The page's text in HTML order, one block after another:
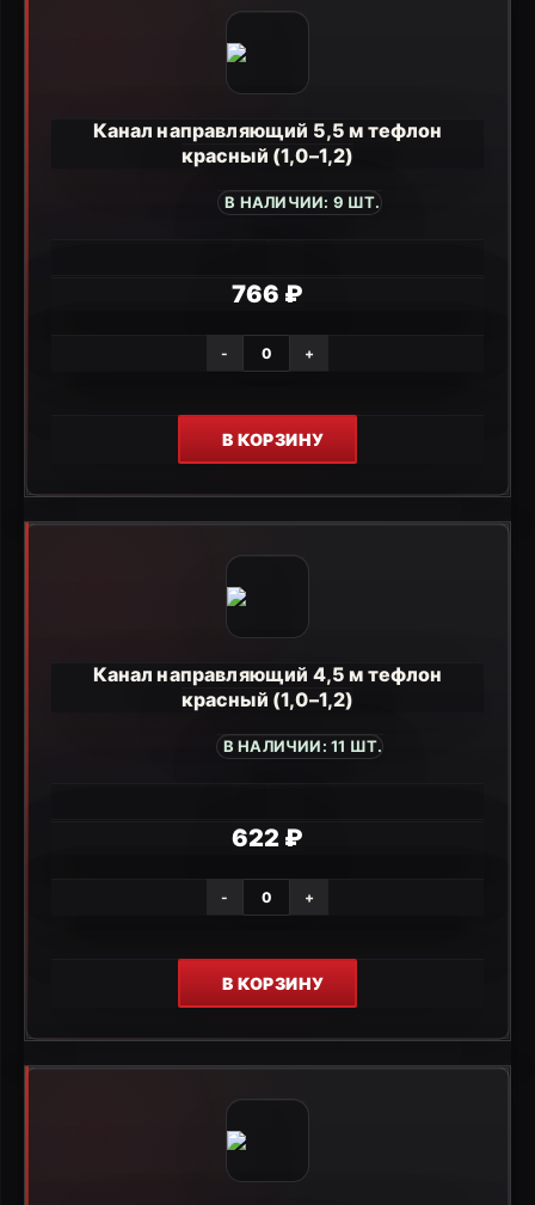
Канал направляющий 5,5 м тефлон
красный (1,0–1,2)
В НАЛИЧИИ: 9 ШТ.
766 ₽
- +
В КОРЗИНУ
Канал направляющий 4,5 м тефлон
красный (1,0–1,2)
В НАЛИЧИИ: 11 ШТ.
622 ₽
- +
В КОРЗИНУ